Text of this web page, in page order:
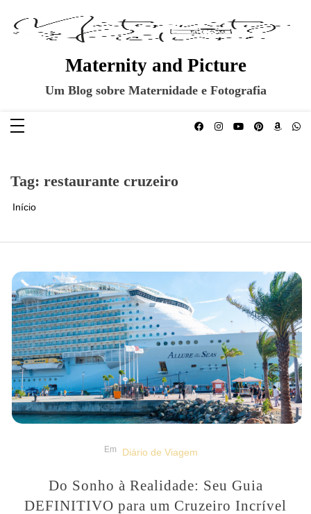
conteúdo
Maternity and Picture
Um Blog sobre Maternidade e Fotografia
Tag: restaurante cruzeiro
Início
Em Diário de Viagem
Do Sonho à Realidade: Seu Guia
DEFINITIVO para um Cruzeiro Incrível